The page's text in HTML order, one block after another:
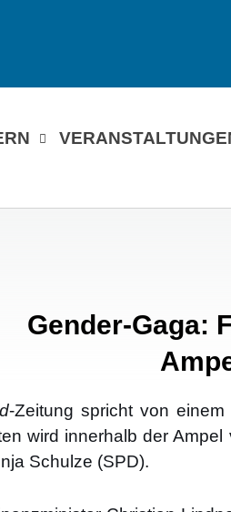
Gender-Gaga:
-Zei­tung spricht von einem
wird inner­halb der
Schul­ze (SPD).